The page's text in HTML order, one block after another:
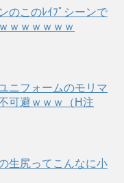
のこのﾚｲﾌﾟシーンで
ｗｗｗｗｗｗ
ニフォームのモリマ
可避ｗｗｗ（H注
生尻ってこんなに小